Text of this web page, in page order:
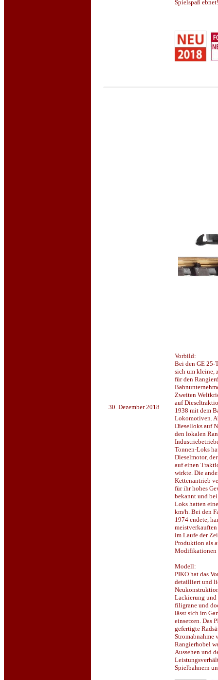
Spielspaß ebnet!
30. Dezember 2018
Vorbild:
Bei den GE 25-
sich um kleine,
für den
Zweiten
auf
1938 mit dem
Lokomotiven.
Dieselloks auf
den lokalen
Tonnen-Loks
Dieselmotor,
auf einen
wirkte. Die
Kettenantrieb
für ihr hohes
bekannt und
Loks hatten
km/h. Bei den
1974 endete,
im Laufe der
Produktion als
Modifikationen
Modell:
PIKO hat das
detailliert und
Lackierung
filigrane und
lässt sich im
einsetzen. Das
gefertigte
Stromabnahme
Rangierhobel
Aussehen und
Spielbahnern